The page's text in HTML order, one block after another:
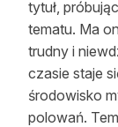
100 lat
Reklama
tytuł,
tematu. Ma
trudny i
czasie staje
środowisko
polowań.